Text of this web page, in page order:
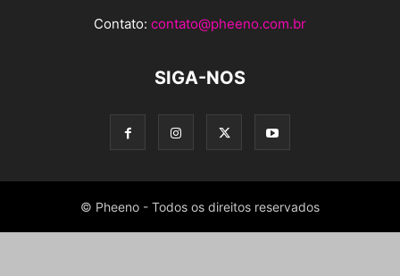
Contato: contato@pheeno.com.br
SIGA-NOS
© Pheeno - Todos os direitos reservados